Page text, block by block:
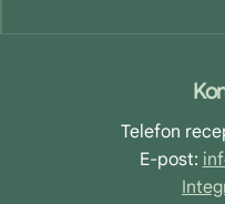
Telefon
E-post: